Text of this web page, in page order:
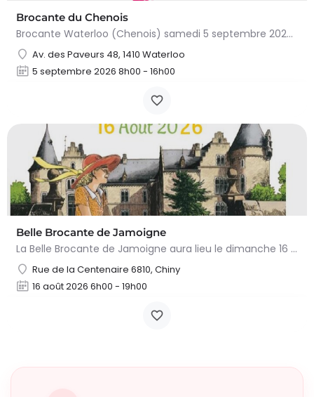
Brocante du Chenois
Brocante Waterloo (Chenois) samedi 5 septembre 2026 (8 à 16h) L’asbl Cap’Chenois vous propose de vendre et…
Av. des Paveurs 48, 1410 Waterloo
5 septembre 2026 8h00 - 16h00
Belle Brocante de Jamoigne
La Belle Brocante de Jamoigne aura lieu le dimanche 16 août 2026 de 6h00 à 18h00, proposant une centaine…
Rue de la Centenaire 6810, Chiny
16 août 2026 6h00 - 19h00